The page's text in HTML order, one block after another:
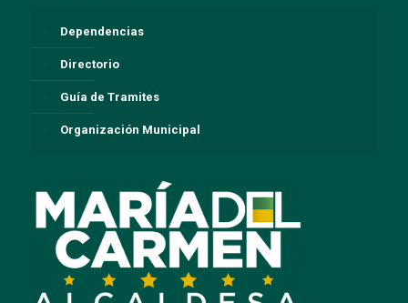
Dependencias
Directorio
Guía de Tramites
Organización Municipal